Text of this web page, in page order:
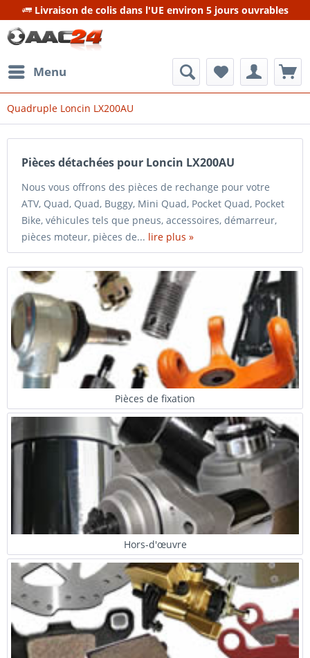
Livraison de colis dans l'UE environ 5 jours ouvrables
Menu
Quadruple Loncin LX200AU
Pièces détachées pour Loncin LX200AU
Nous vous offrons des pièces de rechange pour votre
ATV, Quad, Quad, Buggy, Mini Quad, Pocket Quad, Pocket
Bike, véhicules tels que pneus, accessoires, démarreur,
pièces moteur, pièces de... lire plus »
Pièces de fixation
Hors-d'œuvre